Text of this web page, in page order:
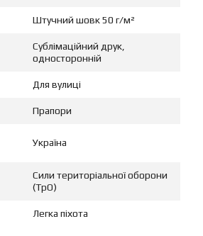
Штучний шовк 50 г/м²
Сублімаційний друк,
односторонній
Для вулиці
Прапори
Україна
Сили територіальної оборони
(ТрО)
Легка піхота